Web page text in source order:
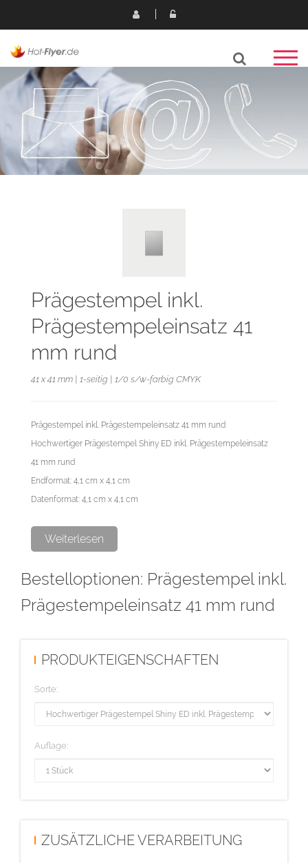
Prägestempel inkl.
Prägestempeleinsatz 41
mm rund
41 x 41 mm | 1-seitig | 1/0 s/w-farbig CMYK
Prägestempel inkl. Prägestempeleinsatz 41 mm rund
Hochwertiger Prägestempel Shiny ED inkl. Prägestempeleinsatz
41 mm rund
Endformat: 4,1 cm x 4,1 cm
Datenformat: 4,1 cm x 4,1 cm
Bitte beachten Sie die folgenden Hinweise zur
Die Motiv-Elemente die in der späteren Prägung erhaben sein
zur Verfügung gestellt werden. Linien sowie Abstände zwischen
Weiterlesen
Bestelloptionen: Prägestempel inkl.
Prägestempeleinsatz 41 mm rund
PRODUKTEIGENSCHAFTEN
Sorte:
Auflage:
ZUSÄTZLICHE VERARBEITUNG